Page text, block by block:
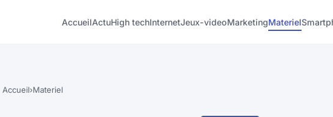
AccueilActuHigh techInternetJeux-videoMarketingMateriel
Accueil›Materiel